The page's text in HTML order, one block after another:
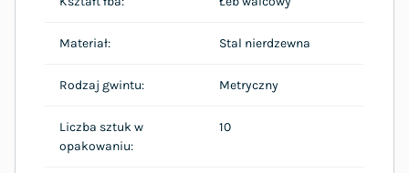
Materiał: Stal nierdzewna
Rodzaj gwintu: Metryczny
Liczba sztuk w
opakowaniu:
10